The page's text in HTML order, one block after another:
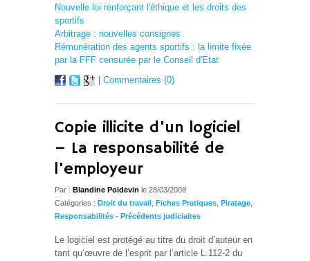
Nouvelle loi renforçant l'éthique et les droits des
sportifs
Arbitrage : nouvelles consignes
Rémunération des agents sportifs : la limite fixée
par la FFF censurée par le Conseil d'Etat
Commentaires (0)
Copie illicite d'un logiciel
– La responsabilité de
l'employeur
Par : Blandine Poidevin le 28/03/2008
Catégories : Droit du travail Fiches Pratiques Piratage
Responsabilités - Précédents judiciaires
Le logiciel est protégé au titre du droit d’auteur en
tant qu’œuvre de l’esprit par l’article L.112-2 du